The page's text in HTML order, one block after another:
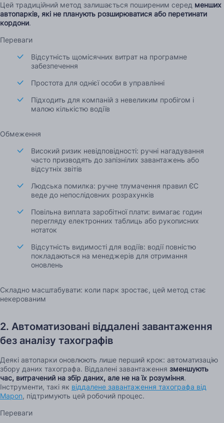
Цей традиційний метод залишається поширеним серед менших
автопарків, які не планують розширюватися або перетинати
кордони.
Переваги
Відсутність щомісячних витрат на програмне
забезпечення
Простота для однієї особи в управлінні
Підходить для компаній з невеликим пробігом і
малою кількістю водіїв
Обмеження
Високий ризик невідповідності: ручні нагадування
часто призводять до запізнілих завантажень або
відсутніх звітів
Людська помилка: ручне тлумачення правил ЄС
веде до непослідовних розрахунків
Повільна виплата заробітної плати: вимагає годин
перегляду електронних таблиць або рукописних
нотаток
Відсутність видимості для водіїв: водії повністю
покладаються на менеджерів для отримання
оновлень
Складно масштабувати: коли парк зростає, цей метод стає
некерованим
2. Автоматизовані віддалені завантаження
без аналізу тахографів
Деякі автопарки оновлюють лише перший крок: автоматизацію
збору даних тахографа. Віддалені завантаження зменшують
час, витрачений на збір даних, але не на їх розуміння.
Інструменти, такі як віддалене завантаження тахографа від
Mapon, підтримують цей робочий процес.
Переваги